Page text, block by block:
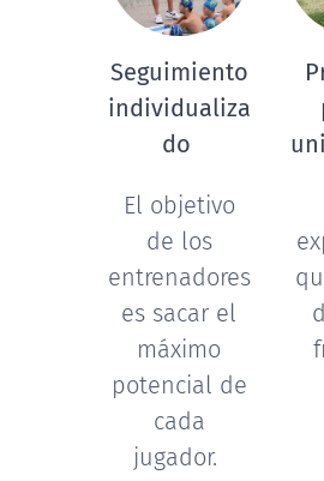
Seguimiento
individualiza
do
El objetivo
de los
entrenadores
es sacar el
máximo
potencial de
cada
jugador.